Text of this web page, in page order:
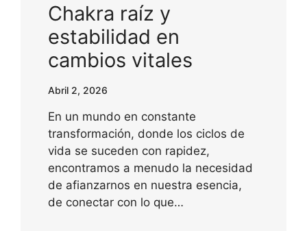
Chakra raíz y
estabilidad en
cambios vitales
Abril 2, 2026
En un mundo en constante
transformación, donde los ciclos de
vida se suceden con rapidez,
encontramos a menudo la necesidad
de afianzarnos en nuestra esencia,
de conectar con lo que…